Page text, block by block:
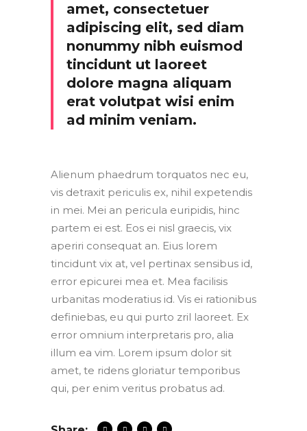
amet, consectetuer
adipiscing elit, sed diam
nonummy nibh euismod
tincidunt ut laoreet
dolore magna aliquam
erat volutpat wisi enim
ad minim veniam.
Alienum phaedrum torquatos nec eu,
vis detraxit periculis ex, nihil expetendis
in mei. Mei an pericula euripidis, hinc
partem ei est. Eos ei nisl graecis, vix
aperiri consequat an. Eius lorem
tincidunt vix at, vel pertinax sensibus id,
error epicurei mea et. Mea facilisis
urbanitas moderatius id. Vis ei rationibus
definiebas, eu qui purto zril laoreet. Ex
error omnium interpretaris pro, alia
illum ea vim. Lorem ipsum dolor sit
amet, te ridens gloriatur temporibus
qui, per enim veritus probatus ad.